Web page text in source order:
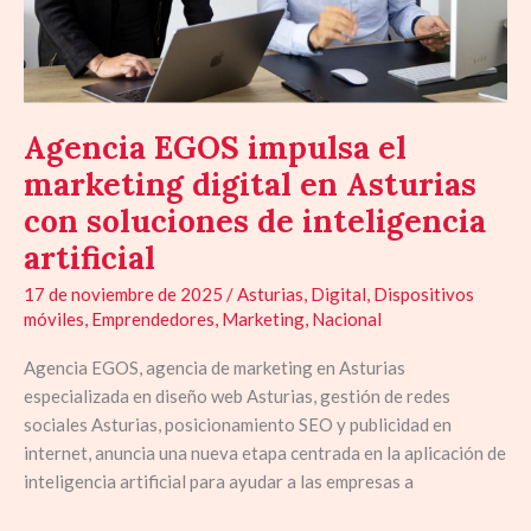
Agencia EGOS impulsa el
marketing digital en Asturias
con soluciones de inteligencia
artificial
17 de noviembre de 2025 /Asturias, Digital, Dispositivos
móviles, Emprendedores, Marketing, Nacional
Agencia EGOS, agencia de marketing en Asturias
especializada en diseño web Asturias, gestión de redes
sociales Asturias, posicionamiento SEO y publicidad en
internet, anuncia una nueva etapa centrada en la aplicación de
inteligencia artificial para ayudar a las empresas a
con
soluciones
de
artificial